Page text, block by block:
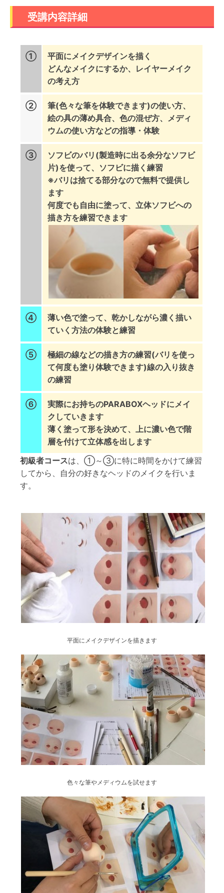
受講内容詳細
①
平面にメイクデザインを描く
どんなメイクにするか、レイヤーメイク
の考え方
②
筆(色々な筆を体験できます)の使い方、
絵の具の薄め具合、色の混ぜ方、メディ
ウムの使い方などの指導・体験
③
ソフビのバリ(製造時に出る余分なソフビ
片)を使って、ソフビに描く練習
※バリは捨てる部分なので無料で提供し
ます
何度でも自由に塗って、立体ソフビへの
描き方を練習できます
④
薄い色で塗って、乾かしながら濃く描い
ていく方法の体験と練習
⑤
極細の線などの描き方の練習(バリを使っ
て何度も塗り体験できます)線の入り抜き
の練習
⑥
実際にお持ちのPARABOXヘッドにメイ
クしていきます
薄く塗って形を決めて、上に濃い色で階
層を付けて立体感を出します
初級者コースは、①～③に特に時間をかけて練習
してから、自分の好きなヘッドのメイクを行いま
す。
平面にメイクデザインを描きます
色々な筆やメディウムを試せます